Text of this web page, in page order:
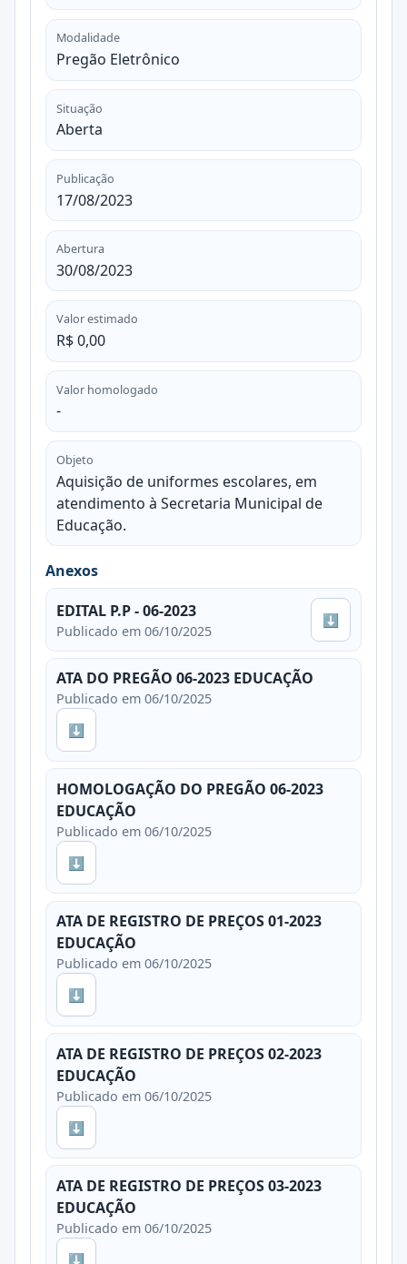
Modalidade
Pregão Eletrônico
Situação
Aberta
Publicação
17/08/2023
Abertura
30/08/2023
Valor estimado
R$ 0,00
Valor homologado
-
Objeto
Aquisição de uniformes escolares, em
atendimento à Secretaria Municipal de
Educação.
Anexos
EDITAL P.P - 06-2023
Publicado em 06/10/2025
⬇
ATA DO PREGÃO 06-2023 EDUCAÇÃO
Publicado em 06/10/2025
⬇
HOMOLOGAÇÃO DO PREGÃO 06-2023
EDUCAÇÃO
Publicado em 06/10/2025
⬇
ATA DE REGISTRO DE PREÇOS 01-2023
EDUCAÇÃO
Publicado em 06/10/2025
⬇
ATA DE REGISTRO DE PREÇOS 02-2023
EDUCAÇÃO
Publicado em 06/10/2025
⬇
ATA DE REGISTRO DE PREÇOS 03-2023
EDUCAÇÃO
Publicado em 06/10/2025
⬇